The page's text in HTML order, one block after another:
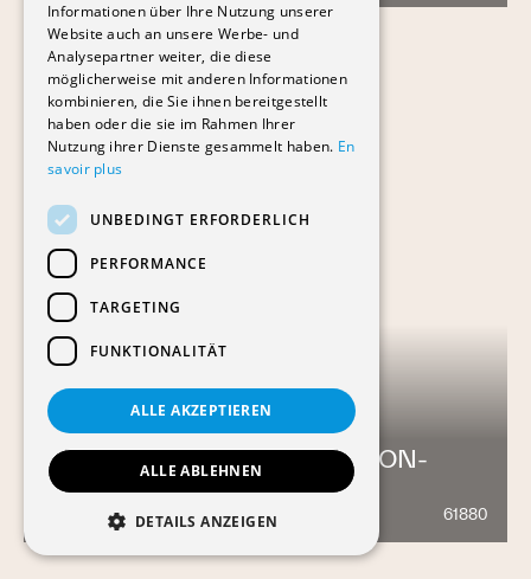
ECOLE SECONDAIRE DE NYON-
ROCHER
61880
Informationen über Ihre Nutzung unserer
Website auch an unsere Werbe- und
Analysepartner weiter, die diese
möglicherweise mit anderen Informationen
kombinieren, die Sie ihnen bereitgestellt
haben oder die sie im Rahmen Ihrer
Nutzung ihrer Dienste gesammelt haben. En
savoir plus
UNBEDINGT ERFORDERLICH
PERFORMANCE
TARGETING
FUNKTIONALITÄT
ALLE AKZEPTIEREN
ALLE ABLEHNEN
DETAILS ANZEIGEN